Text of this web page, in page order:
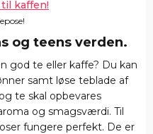
og teens verden.
god te eller kaffe? Du kan
samt løse teblade af
te skal opbevares
og smagsværdi. Til
fungere perfekt. De er